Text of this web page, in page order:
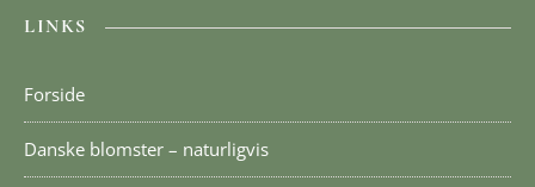
LINKS
Forside
Danske blomster – naturligvis